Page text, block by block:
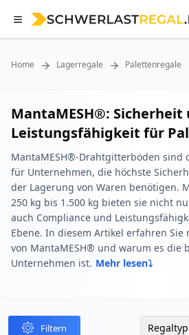
Home Lagerregale Palettenregale
MantaMESH®: Sicherheit
Leistungsfähigkeit für
MantaMESH®-Drahtgitterböden sind
für Unternehmen, die höchste
der Lagerung von Waren benötigen.
250 kg bis 1.500 kg bieten sie nicht
auch Compliance und
Ebene. In diesem Artikel erfahren
von MantaMESH® und warum es die
Unternehmen ist. Mehr lesen
Filtern